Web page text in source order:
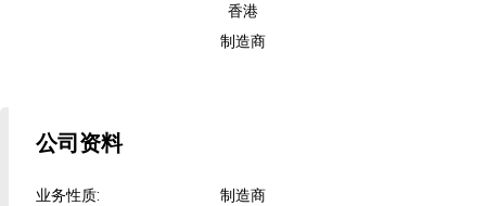
香港
制造商
公司资料
业务性质:
制造商